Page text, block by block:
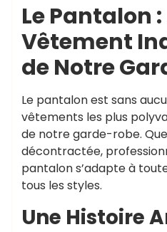
Le Pantalon :
Vêtement
de Notre
Le pantalon est sans
vêtements les plus
de notre garde-robe.
décontractée,
pantalon s’adapte à
tous les styles.
Une Histoire